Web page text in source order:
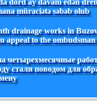
müraciətə səbəb olub
drainage works in
appeal to the ombudsman
четырехмесячные
стали поводом для